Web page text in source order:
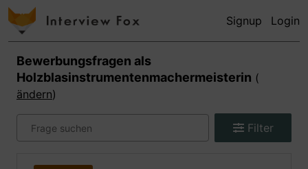
Signup Login
Bewerbungsfragen als
Holzblasinstrumentenmachermeisterin (
ändern)
Filter